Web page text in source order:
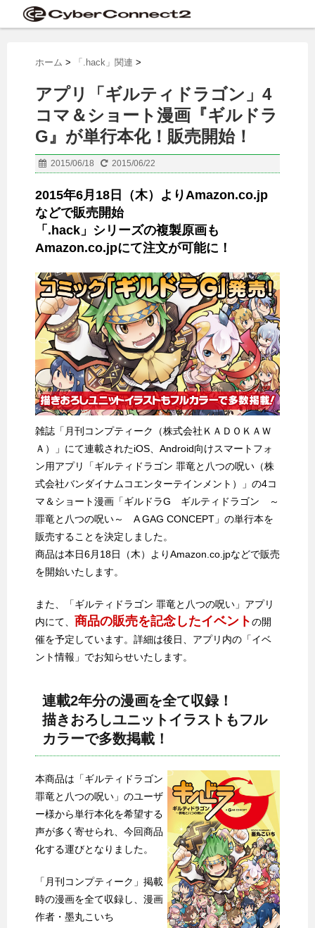
ホーム > 「.hack」関連 >
アプリ「ギルティドラゴン」4
コマ＆ショート漫画『ギルドラ
G』が単行本化！販売開始！
2015/06/18 2015/06/22
2015年6月18日（木）よりAmazon.co.jp
などで販売開始
「.hack」シリーズの複製原画も
Amazon.co.jpにて注文が可能に！
雑誌「月刊コンプティーク（株式会社ＫＡＤＯＫＡＷ
Ａ）」にて連載されたiOS、Android向けスマートフォ
ン用アプリ「ギルティドラゴン 罪竜と八つの呪い（株
式会社バンダイナムコエンターテインメント）」の4コ
マ＆ショート漫画「ギルドラG ギルティドラゴン ～
罪竜と八つの呪い～ A GAG CONCEPT」の単行本を
販売することを決定しました。
商品は本日6月18日（木）よりAmazon.co.jpなどで販売
を開始いたします。
また、「ギルティドラゴン 罪竜と八つの呪い」アプリ
内にて、 商品の販売を記念したイベントの開
催を予定しています。詳細は後日、アプリ内の「イベ
ント情報」でお知らせいたします。
連載2年分の漫画を全て収録！
描きおろしユニットイラストもフル
カラーで多数掲載！
本商品は「ギルティドラゴン
罪竜と八つの呪い」のユーザ
ー様から単行本化を希望する
声が多く寄せられ、今回商品
化する運びとなりました。
「月刊コンプティーク」掲載
時の漫画を全て収録し、漫画
作者・墨丸こいち